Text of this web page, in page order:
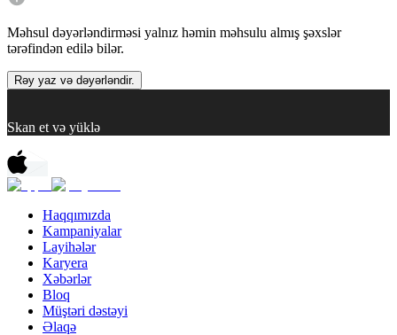
Məhsul dəyərləndirməsi yalnız həmin məhsulu almış şəxslər
tərəfindən edilə bilər.
Rəy yaz və dəyərləndir.
Skan et və yüklə
Haqqımızda
Kampaniyalar
Layihələr
Karyera
Xəbərlər
Bloq
Müştəri dəstəyi
Əlaqə